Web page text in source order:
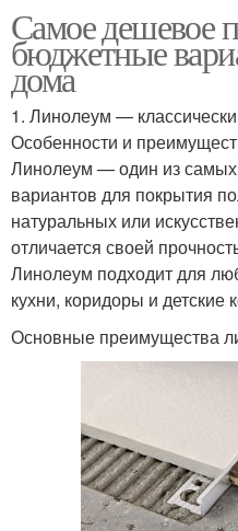
Самое дешевое
бюджетные
дома
1. Линолеум —
Особенности и
Линолеум — один из
вариантов для покрытия
натуральных или
отличается своей
Линолеум подходит для
кухни, коридоры и детские
Основные преимущества